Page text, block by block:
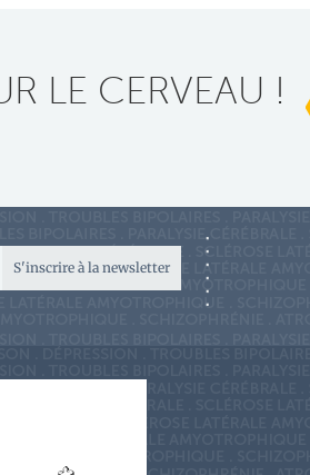
LE CERVEAU !
S'inscrire à la newsletter